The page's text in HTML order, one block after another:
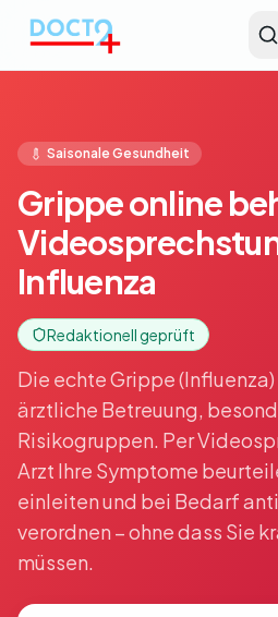
Saisonale Gesundheit
Grippe online
Influenza
Redaktionell geprüft
Die echte Grippe
ärztliche Betreuung,
Risikogruppen. Per
Arzt Ihre Symptome
einleiten und bei Bedarf
verordnen – ohne dass Sie
müssen.